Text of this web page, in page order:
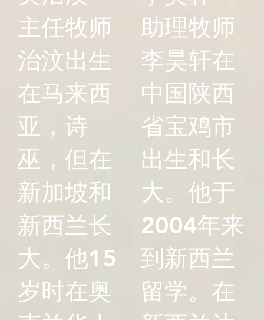
主任牧师
治汶出生
在马来西
亚，诗
巫，但在
新加坡和
新西兰长
大。他15
岁时在奥
助理牧师
李昊轩在
中国陕西
省宝鸡市
出生和长
大。他于
2004年来
到新西兰
留学。在